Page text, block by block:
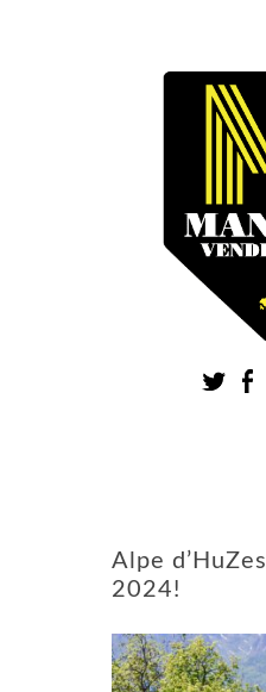
Alpe d’HuZes
2024!